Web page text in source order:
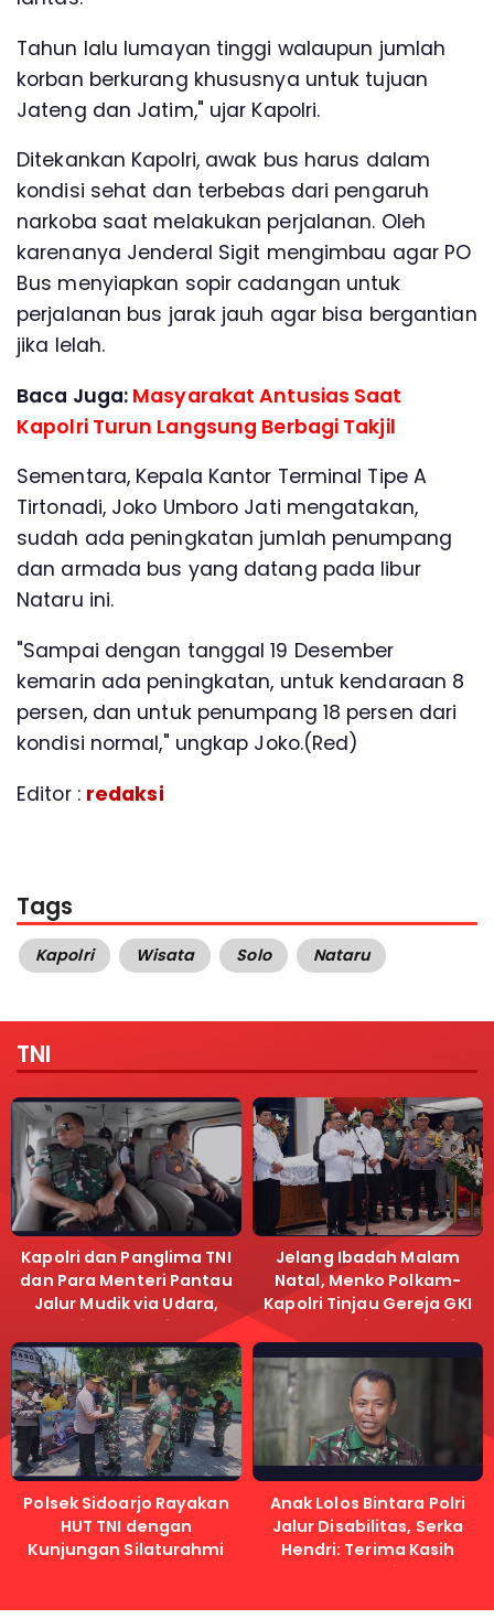
Tahun lalu lumayan tinggi walaupun jumlah
korban berkurang khususnya untuk tujuan
Jateng dan Jatim," ujar Kapolri.
Ditekankan Kapolri, awak bus harus dalam
kondisi sehat dan terbebas dari pengaruh
narkoba saat melakukan perjalanan. Oleh
karenanya Jenderal Sigit mengimbau agar PO
Bus menyiapkan sopir cadangan untuk
perjalanan bus jarak jauh agar bisa bergantian
jika lelah.
Baca Juga: Masyarakat Antusias Saat
Kapolri Turun Langsung Berbagi Takjil
Sementara, Kepala Kantor Terminal Tipe A
Tirtonadi, Joko Umboro Jati mengatakan,
sudah ada peningkatan jumlah penumpang
dan armada bus yang datang pada libur
Nataru ini.
"Sampai dengan tanggal 19 Desember
kemarin ada peningkatan, untuk kendaraan 8
persen, dan untuk penumpang 18 persen dari
kondisi normal," ungkap Joko.(Red)
Editor : redaksi
Tags
Kapolri Wisata Solo Nataru
TNI
Kapolri dan Panglima TNI
dan Para Menteri Pantau
Jalur Mudik via Udara,
Pastikan Lalu Lintas
Lancar
Jelang Ibadah Malam
Natal, Menko Polkam-
Kapolri Tinjau Gereja GKI
Samanhudi dan Gereja
Polsek Sidoarjo Rayakan
HUT TNI dengan
Kunjungan Silaturahmi
Anak Lolos Bintara Polri
Jalur Disabilitas, Serka
Hendri: Terima Kasih
Kapolri